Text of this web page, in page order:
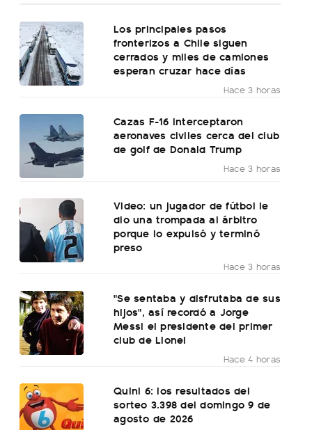
Los principales pasos
fronterizos a Chile siguen
cerrados y miles de camiones
esperan cruzar hace días
Hace 3 horas
Cazas F-16 interceptaron
aeronaves civiles cerca del club
de golf de Donald Trump
Hace 3 horas
Video: un jugador de fútbol le
dio una trompada al árbitro
porque lo expulsó y terminó
preso
Hace 3 horas
"Se sentaba y disfrutaba de sus
hijos", así recordó a Jorge
Messi el presidente del primer
club de Lionel
Hace 4 horas
Quini 6: los resultados del
sorteo 3.398 del domingo 9 de
agosto de 2026